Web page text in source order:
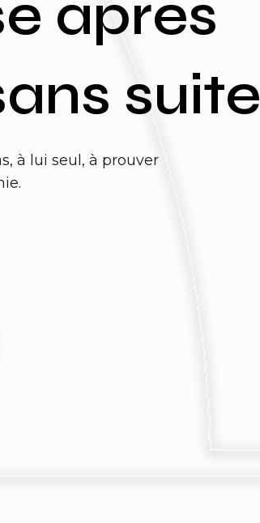
après
suite
à lui seul, à prouver